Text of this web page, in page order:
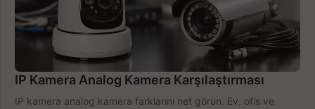
IP Kamera Analog Kamera Karşılaştırması
IP kamera analog kamera farklarını net görün. Ev, ofis ve